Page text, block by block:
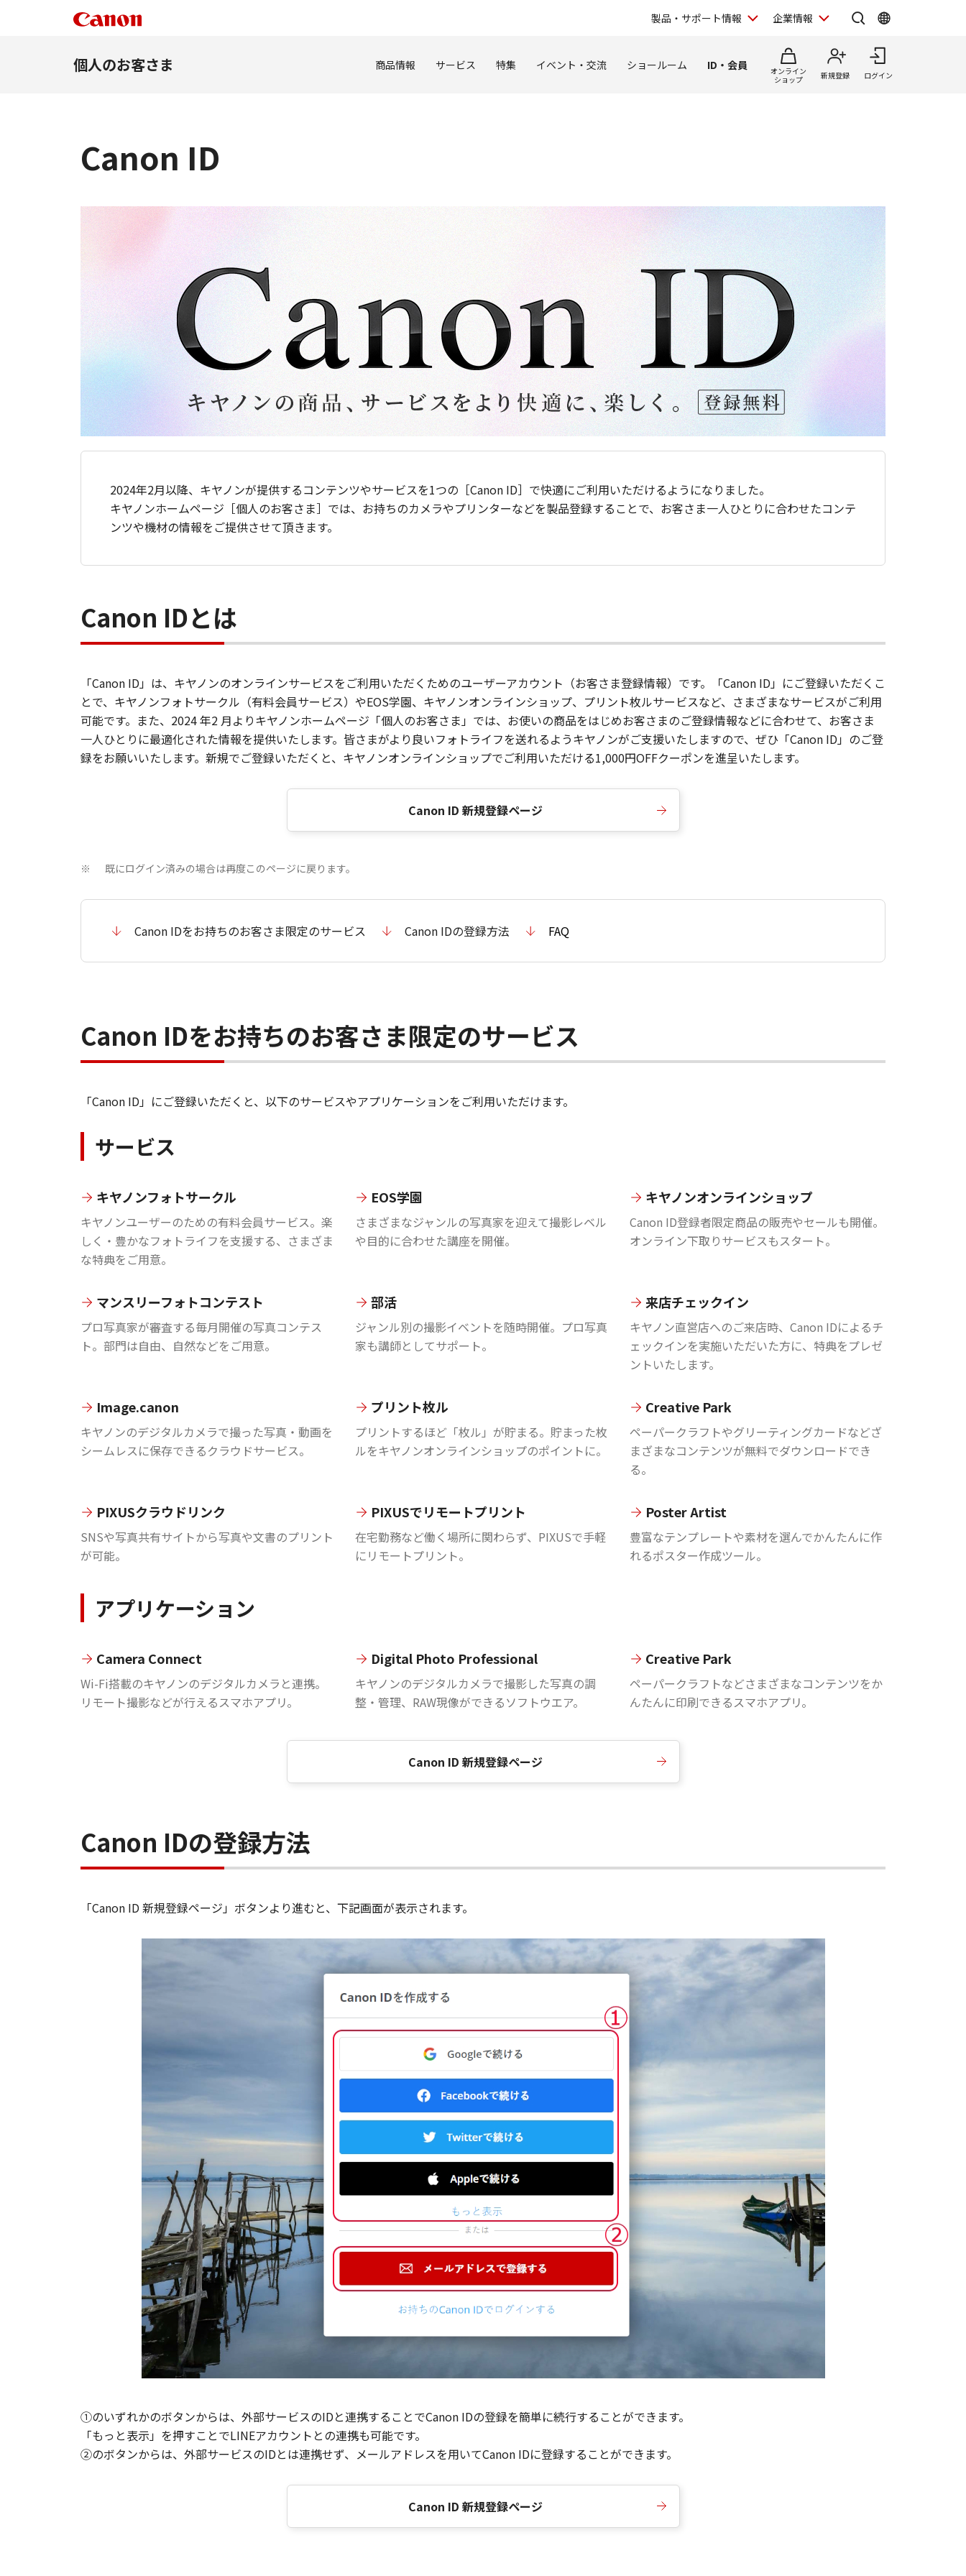
製品・サポート情報 企業情報
個人のお客さま 商品情報 サービス 特集 イベント・交流 ショールーム ID・会員
オンライン
ショップ
新規登録 ログイン
Canon ID
2024年2月以降、キヤノンが提供するコンテンツやサービスを1つの［Canon ID］で快適にご利用いただけるようになりました。
キヤノンホームページ［個人のお客さま］では、お持ちのカメラやプリンターなどを製品登録することで、お客さま一人ひとりに合わせたコンテ
ンツや機材の情報をご提供させて頂きます。
Canon IDとは
「Canon ID」は、キヤノンのオンラインサービスをご利用いただくためのユーザーアカウント（お客さま登録情報）です。「Canon ID」にご登録いただくこ
とで、キヤノンフォトサークル（有料会員サービス）やEOS学園、キヤノンオンラインショップ、プリント枚ルサービスなど、さまざまなサービスがご利用
可能です。また、2024 年2 月よりキヤノンホームページ「個人のお客さま」では、お使いの商品をはじめお客さまのご登録情報などに合わせて、お客さま
一人ひとりに最適化された情報を提供いたします。皆さまがより良いフォトライフを送れるようキヤノンがご支援いたしますので、ぜひ「Canon ID」のご登
録をお願いいたします。新規でご登録いただくと、キヤノンオンラインショップでご利用いただける1,000円OFFクーポンを進呈いたします。
Canon ID 新規登録ページ
※ 既にログイン済みの場合は再度このページに戻ります。
Canon IDをお持ちのお客さま限定のサービス Canon IDの登録方法 FAQ
Canon IDをお持ちのお客さま限定のサービス
「Canon ID」にご登録いただくと、以下のサービスやアプリケーションをご利用いただけます。
サービス
キヤノンフォトサークル
キヤノンユーザーのための有料会員サービス。楽
しく・豊かなフォトライフを支援する、さまざま
な特典をご用意。
EOS学園
さまざまなジャンルの写真家を迎えて撮影レベル
や目的に合わせた講座を開催。
キヤノンオンラインショップ
Canon ID登録者限定商品の販売やセールも開催。
オンライン下取りサービスもスタート。
マンスリーフォトコンテスト
プロ写真家が審査する毎月開催の写真コンテス
ト。部門は自由、自然などをご用意。
部活
ジャンル別の撮影イベントを随時開催。プロ写真
家も講師としてサポート。
来店チェックイン
キヤノン直営店へのご来店時、Canon IDによるチ
ェックインを実施いただいた方に、特典をプレゼ
ントいたします。
Image.canon
キヤノンのデジタルカメラで撮った写真・動画を
シームレスに保存できるクラウドサービス。
プリント枚ル
プリントするほど「枚ル」が貯まる。貯まった枚
ルをキヤノンオンラインショップのポイントに。
Creative Park
ペーパークラフトやグリーティングカードなどざ
まざまなコンテンツが無料でダウンロードでき
る。
PIXUSクラウドリンク
SNSや写真共有サイトから写真や文書のプリント
が可能。
PIXUSでリモートプリント
在宅勤務など働く場所に関わらず、PIXUSで手軽
にリモートプリント。
Poster Artist
豊富なテンプレートや素材を選んでかんたんに作
れるポスター作成ツール。
アプリケーション
Camera Connect
Wi-Fi搭載のキヤノンのデジタルカメラと連携。
リモート撮影などが行えるスマホアプリ。
Digital Photo Professional
キヤノンのデジタルカメラで撮影した写真の調
整・管理、RAW現像ができるソフトウエア。
Creative Park
ペーパークラフトなどさまざまなコンテンツをか
んたんに印刷できるスマホアプリ。
Canon ID 新規登録ページ
Canon IDの登録方法
「Canon ID 新規登録ページ」ボタンより進むと、下記画面が表示されます。
①のいずれかのボタンからは、外部サービスのIDと連携することでCanon IDの登録を簡単に続行することができます。
「もっと表示」を押すことでLINEアカウントとの連携も可能です。
②のボタンからは、外部サービスのIDとは連携せず、メールアドレスを用いてCanon IDに登録することができます。
Canon ID 新規登録ページ